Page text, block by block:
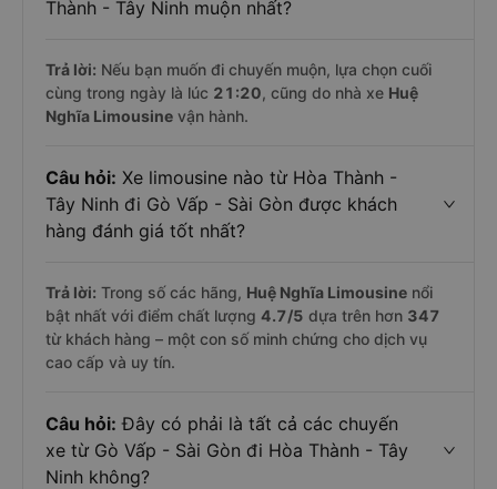
Thành - Tây Ninh muộn nhất?
Trả lời: Nếu bạn muốn đi chuyến muộn, lựa chọn cuối
cùng trong ngày là lúc 21:20, cũng do nhà xe Huệ
Nghĩa Limousine vận hành.
Câu hỏi: Xe limousine nào từ Hòa Thành -
Tây Ninh đi Gò Vấp - Sài Gòn được khách
hàng đánh giá tốt nhất?
Trả lời: Trong số các hãng, Huệ Nghĩa Limousine nổi
bật nhất với điểm chất lượng 4.7/5 dựa trên hơn 347
từ khách hàng – một con số minh chứng cho dịch vụ
cao cấp và uy tín.
Câu hỏi: Đây có phải là tất cả các chuyến
xe từ Gò Vấp - Sài Gòn đi Hòa Thành - Tây
Ninh không?